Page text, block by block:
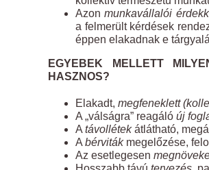
Azonmunkavállalói
a felmerült kérdések
éppen elakadnak e
EGYEBEK MELLETT
HASZNOS?
Elakadt, megfeneklett
A „válságra” reagáló új
A távollétekátlátható,
A bérvitákmegelőzése,
Az esetlegesen